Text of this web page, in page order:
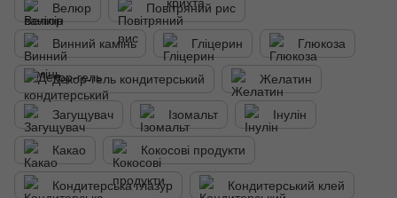
Велюр Повітряний рис
Винний камінь Гліцерин Глюкоза
Декор-гель кондитерський Желатин
Загущувач Ізомальт Інулін
Какао Кокосові продукти
Кондитерська глазур Кондитерський клей